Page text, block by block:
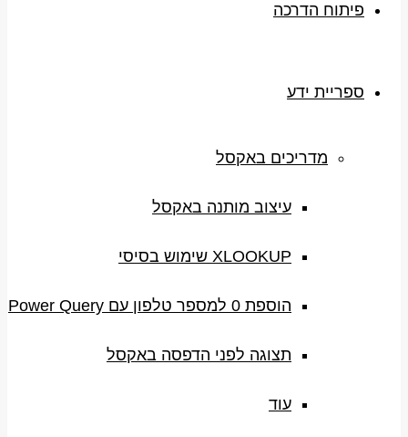
פיתוח הדרכה
ספריית ידע
מדריכים באקסל
עיצוב מותנה באקסל
XLOOKUP שימוש בסיסי
הוספת 0 למספר טלפון עם Power Query
תצוגה לפני הדפסה באקסל
עוד